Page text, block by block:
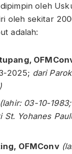
oleh
oleh sekitar
adalah:
2025; dari
(lahir: 03-10-
Yohanes
OFMConv